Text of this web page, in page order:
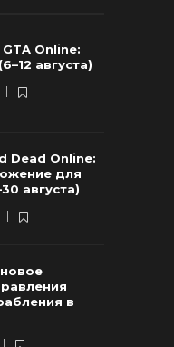
Online:
августа)
Dead Online:
для
августа)
в